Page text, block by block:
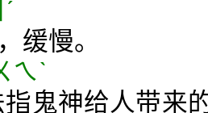
缓慢。
ㄟˋ
鬼神给人带来